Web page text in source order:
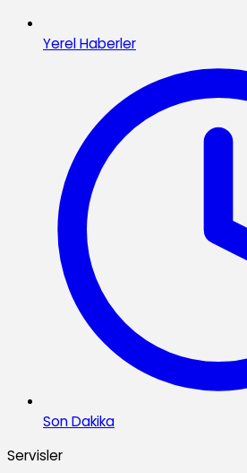
Yerel Haberler
Son Dakika
Servisler